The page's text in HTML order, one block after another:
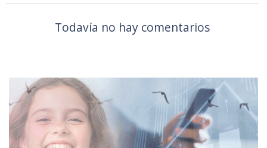
Todavía no hay comentarios